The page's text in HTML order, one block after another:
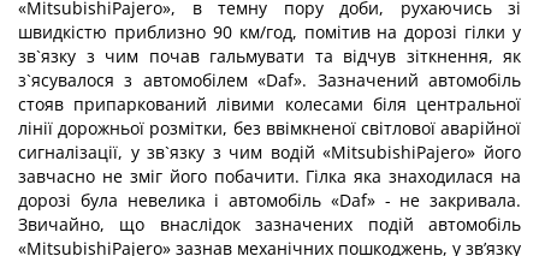
«MitsubishiPajero», в темну пору доби, рухаючись зі
швидкістю приблизно 90 км/год, помітив на дорозі гілки у
зв`язку з чим почав гальмувати та відчув зіткнення, як
з`ясувалося з автомобілем «Daf». Зазначений автомобіль
стояв припаркований лівими колесами біля центральної
лінії дорожньої розмітки, без ввімкненої світлової аварійної
сигналізації, у зв`язку з чим водій «MitsubishiPajero» його
завчасно не зміг його побачити. Гілка яка знаходилася на
дорозі була невелика і автомобіль «Daf» - не закривала.
Звичайно, що внаслідок зазначених подій автомобіль
«MitsubishiPajero» зазнав механічних пошкоджень, у зв’язку